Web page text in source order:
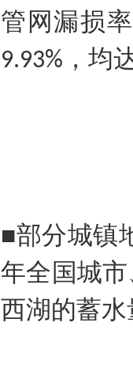
管网漏损
9.93% ，均
■部分城镇
年全国城
西湖的蓄水